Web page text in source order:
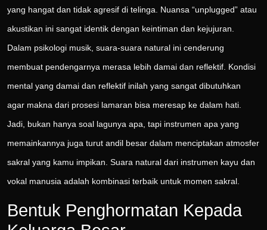
yang hangat dan tidak agresif di telinga. Nuansa “unplugged” atau
akustikan ini sangat identik dengan keintiman dan kejujuran.
Dalam psikologi musik, suara-suara natural ini cenderung
membuat pendengarnya merasa lebih damai dan reflektif. Kondisi
mental yang damai dan reflektif inilah yang sangat dibutuhkan
agar makna dari prosesi lamaran bisa meresap ke dalam hati.
Jadi, bukan hanya soal lagunya apa, tapi instrumen apa yang
memainkannya juga turut andil besar dalam menciptakan atmosfer
sakral yang kamu impikan. Suara natural dari instrumen kayu dan
vokal manusia adalah kombinasi terbaik untuk momen sakral.
Bentuk Penghormatan Kepada